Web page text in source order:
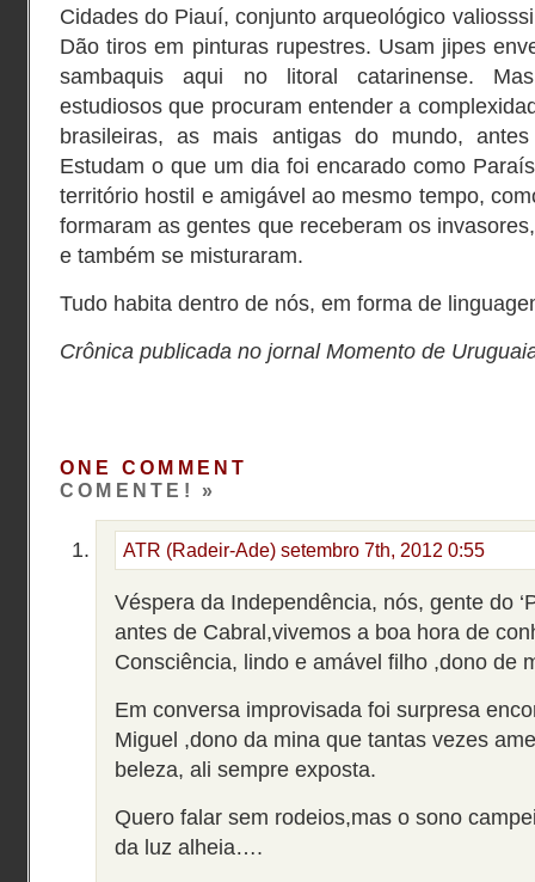
Cidades do Piauí, conjunto arqueológico
Dão tiros em pinturas rupestres. Usam jipes
sambaquis aqui no litoral catarinense.
estudiosos que procuram entender a
brasileiras, as mais antigas do mundo,
Estudam o que um dia foi encarado como
território hostil e amigável ao mesmo tempo,
formaram as gentes que receberam os
e também se misturaram.
Tudo habita dentro de nós, em forma de
Crônica publicada no jornal Momento de
ONE COMMENT
COMENTE! »
ATR (Radeir-Ade) setembro 7th, 2012 0:55
Véspera da Independência, nós, gente do
antes de Cabral,vivemos a boa hora de
Consciência, lindo e amável filho ,dono de
Em conversa improvisada foi surpresa
Miguel ,dono da mina que tantas vezes
beleza, ali sempre exposta.
Quero falar sem rodeios,mas o sono
da luz alheia….